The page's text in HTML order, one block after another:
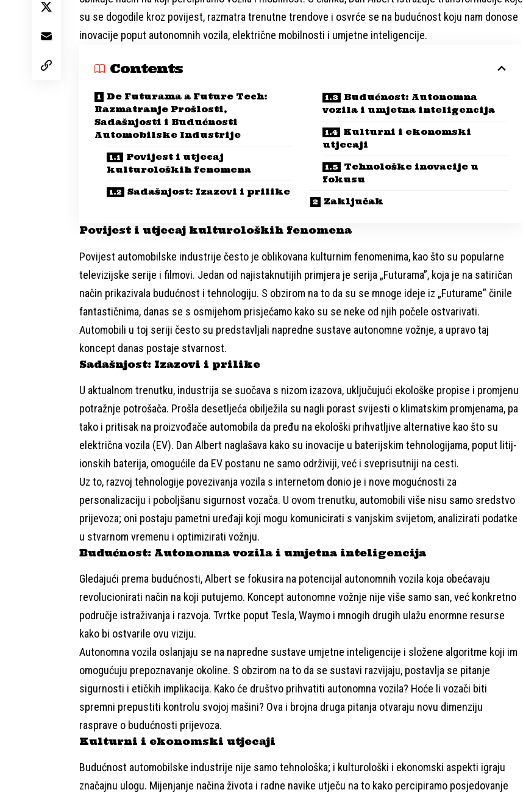
su se dogodile kroz povijest, razmatra trenutne trendove i osvrće se na budućnost koju nam donose
inovacije poput autonomnih vozila, električne mobilnosti i umjetne inteligencije.
Contents
De Futurama a Future Tech:
Razmatranje Prošlosti,
Sadašnjosti i Budućnosti
Automobilske Industrije
Povijest i utjecaj
kulturoloških fenomena
Sadašnjost: Izazovi i prilike
Budućnost: Autonomna
vozila i umjetna inteligencija
Kulturni i ekonomski
utjecaji
Tehnološke inovacije u
fokusu
Zaključak
Povijest i utjecaj kulturoloških fenomena
Povijest automobilske industrije često je oblikovana kulturnim fenomenima, kao što su popularne
televizijske serije i filmovi. Jedan od najistaknutijih primjera je serija „Futurama”, koja je na satiričan
način prikazivala budućnost i tehnologiju. S obzirom na to da su se mnoge ideje iz „Futurame” činile
fantastičnima, danas se s osmijehom prisjećamo kako su se neke od njih počele ostvarivati.
Automobili u toj seriji često su predstavljali napredne sustave autonomne vožnje, a upravo taj
koncept danas postaje stvarnost.
Sadašnjost: Izazovi i prilike
U aktualnom trenutku, industrija se suočava s nizom izazova, uključujući ekološke propise i promjenu
potražnje potrošača. Prošla desetljeća obilježila su nagli porast svijesti o klimatskim promjenama, pa
tako i pritisak na proizvođače automobila da pređu na ekološki prihvatljive alternative kao što su
električna vozila (EV). Dan Albert naglašava kako su inovacije u baterijskim tehnologijama, poput litij-
ionskih baterija, omogućile da EV postanu ne samo održiviji, već i sveprisutniji na cesti.
Uz to, razvoj tehnologije povezivanja vozila s internetom donio je i nove mogućnosti za
personalizaciju i poboljšanu sigurnost vozača. U ovom trenutku, automobili više nisu samo sredstvo
prijevoza; oni postaju pametni uređaji koji mogu komunicirati s vanjskim svijetom, analizirati podatke
u stvarnom vremenu i optimizirati vožnju.
Budućnost: Autonomna vozila i umjetna inteligencija
Gledajući prema budućnosti, Albert se fokusira na potencijal autonomnih vozila koja obećavaju
revolucionirati način na koji putujemo. Koncept autonomne vožnje nije više samo san, već konkretno
područje istraživanja i razvoja. Tvrtke poput Tesla, Waymo i mnogih drugih ulažu enormne resurse
kako bi ostvarile ovu viziju.
Autonomna vozila oslanjaju se na napredne sustave umjetne inteligencije i složene algoritme koji im
omogućuju prepoznavanje okoline. S obzirom na to da se sustavi razvijaju, postavlja se pitanje
sigurnosti i etičkih implikacija. Kako će društvo prihvatiti autonomna vozila? Hoće li vozači biti
spremni prepustiti kontrolu svojoj mašini? Ova i brojna druga pitanja otvaraju novu dimenziju
rasprave o budućnosti prijevoza.
Kulturni i ekonomski utjecaji
Budućnost automobilske industrije nije samo tehnološka; i kulturološki i ekonomski aspekti igraju
značajnu ulogu. Mijenjanje načina života i radne navike utječu na to kako percipiramo posjedovanje